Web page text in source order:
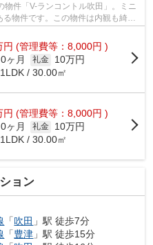
件「V-ランコントル吹田」。ミニ
物件です。この物件は内観も綺麗
...
円 (管理費等：8,000円 )
0ヶ月 礼金
10万円
/ 30.00㎡
円 (管理費等：8,000円 )
0ヶ月 礼金
10万円
/ 30.00㎡
ョン
「吹田 」駅 徒歩7分
「豊津 」駅 徒歩15分